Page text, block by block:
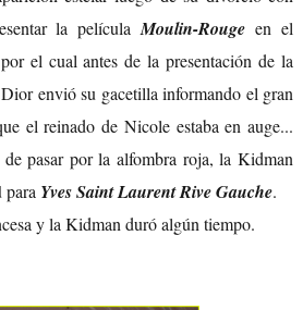
la películaMoulin-Rouge en el
el cual antes de la presentación de la
envió su gacetilla informando el gran
el reinado de Nicole estaba en auge...
pasar por la alfombra roja, la Kidman
para Yves Saint Laurent Rive Gauche.
y la Kidman duró algún tiempo.